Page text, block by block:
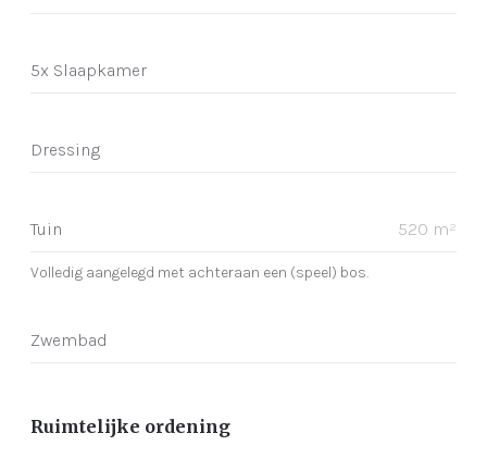
5x Slaapkamer
Dressing
Tuin 520 m²
Volledig aangelegd met achteraan een (speel) bos.
Zwembad
Ruimtelijke ordening